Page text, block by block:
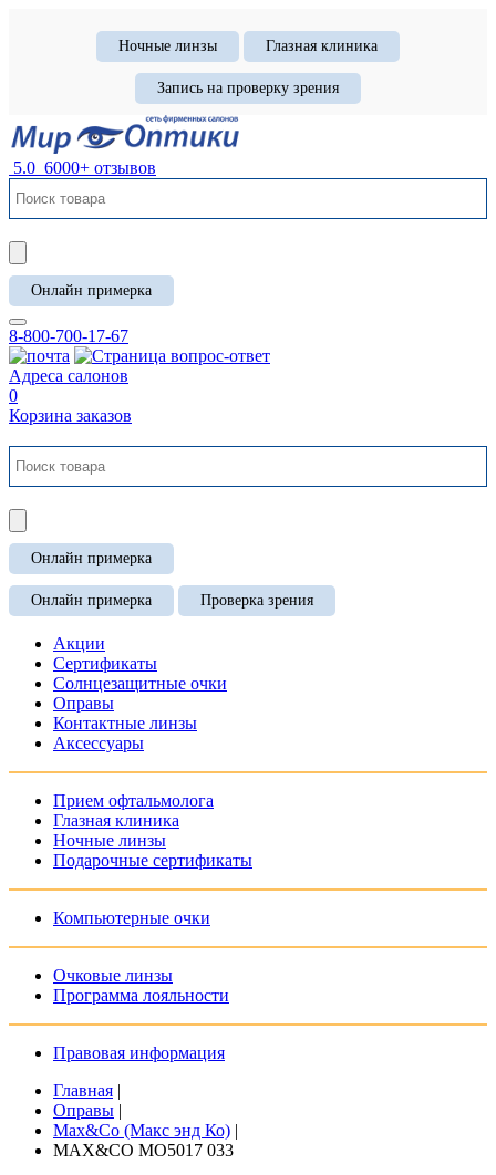
Ночные линзы Глазная клиника
Запись на проверку зрения
5.0 6000+ отзывов
Онлайн примерка
8-800-700-17-67
Адреса салонов
0
Корзина заказов
Онлайн примерка
Онлайн примерка Проверка зрения
Акции
Сертификаты
Солнцезащитные очки
Оправы
Контактные линзы
Аксессуары
Прием офтальмолога
Глазная клиника
Ночные линзы
Подарочные сертификаты
Компьютерные очки
Очковые линзы
Программа лояльности
Правовая информация
Главная |
Оправы |
Max&Co (Макс энд Ко) |
MAX&CO MO5017 033